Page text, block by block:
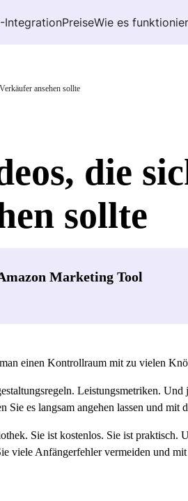
IntegrationPreiseWie es
ansehen sollte
die
sollte
Marketing Tool
einen Kontrollraum mit zu vielen
Leistungsmetriken.
es langsam angehen lassen und mit
Sie ist kostenlos. Sie ist
viele Anfängerfehler vermeiden und